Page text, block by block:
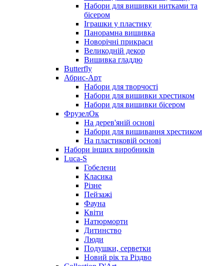
Набори для вишивки нитками та
бісером
Іграшки у пластику
Панорамна вишивка
Новорічні прикраси
Великодній декор
Вишивка гладдю
Butterfly
Абрис-Арт
Набори для творчості
Набори для вишивки хрестиком
Набори для вишивки бісером
ФрузелОк
На дерев'яній основі
Набори для вишивання хрестиком
На пластиковій основі
Набори інших виробників
Luca-S
Гобелени
Класика
Різне
Пейзажі
Фауна
Квіти
Натюрморти
Дитинство
Люди
Подушки, серветки
Новий рік та Різдво